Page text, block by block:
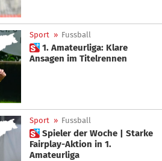
Sport » Fussball
 1. Amateurliga: Klare
Ansagen im Titelrennen
Sport » Fussball
 Spieler der Woche | Starke
Fairplay-Aktion in 1.
Amateurliga